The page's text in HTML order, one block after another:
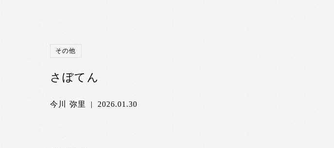
その他
さぼてん
今川 弥里 | 2026.01.30